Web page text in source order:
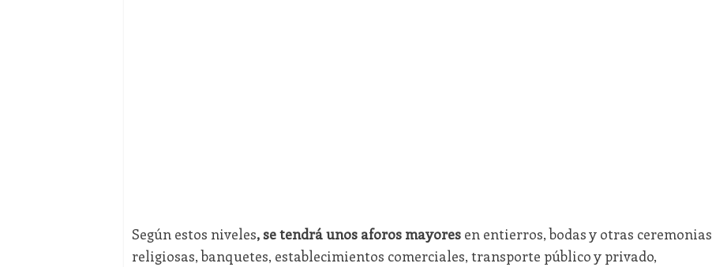
Según estos niveles, se tendrá unos aforos mayoresen entierros, bodas y otras ceremonias
religiosas, banquetes, establecimientos comerciales, transporte público y privado,